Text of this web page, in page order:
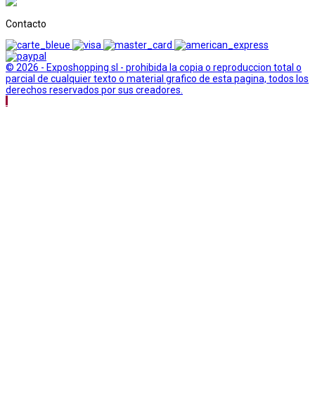
Contacto
© 2026 - Exposhopping sl - prohibida la copia o reproduccion total o
parcial de cualquier texto o material grafico de esta pagina, todos los
derechos reservados por sus creadores.